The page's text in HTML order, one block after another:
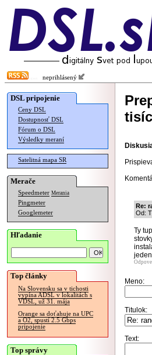
neprihlásený
DSL pripojenie
Ceny DSL
Dostupnosť DSL
Fórum o DSL
Výsledky meraní
Satelitná mapa SR
Merače
Speedmeter Merania
Pingmeter
Googlemeter
Hľadanie
Top články
Na Slovensku sa v tichosti
vypína ADSL v lokalitách s
VDSL, už 31. mája
Orange sa doťahuje na UPC
a O2, spustí 2.5 Gbps
pripojenie
Top správy
Re:
Od:
Ty
Meno:
Titulok:
Text: